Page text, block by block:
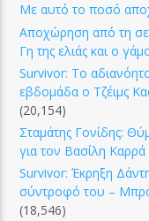
Με αυτό το ποσό
Αποχώρηση από τη
Γη της ελιάς και ο
Survivor: Το
εβδομάδα ο Τζέιμς
(20,154)
Σταμάτης Γονίδης:
για τον Βασίλη
Survivor: Έκρηξη
σύντροφό του –
(18,546)